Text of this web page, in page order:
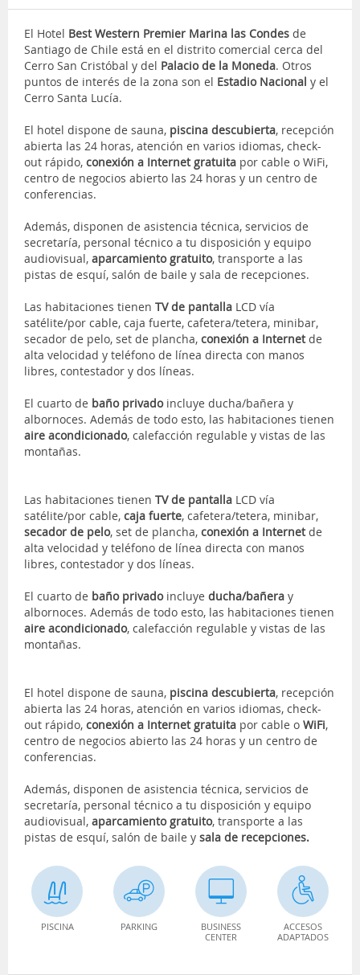
El Hotel Best Western Premier Marina las Condes de
Santiago de Chile está en el distrito comercial cerca del
Cerro San Cristóbal y del Palacio de la Moneda. Otros
puntos de interés de la zona son el Estadio Nacional y el
Cerro Santa Lucía.
El hotel dispone de sauna, piscina descubierta, recepción
abierta las 24 horas, atención en varios idiomas, check-
out rápido, conexión a Internet gratuita por cable o WiFi,
centro de negocios abierto las 24 horas y un centro de
conferencias.
Además, disponen de asistencia técnica, servicios de
secretaría, personal técnico a tu disposición y equipo
audiovisual, aparcamiento gratuito, transporte a las
pistas de esquí, salón de baile y sala de recepciones.
Las habitaciones tienen TV de pantalla LCD vía
satélite/por cable, caja fuerte, cafetera/tetera, minibar,
secador de pelo, set de plancha, conexión a Internetde
alta velocidad y teléfono de línea directa con manos
libres, contestador y dos líneas.
El cuarto de baño privado incluye ducha/bañera y
albornoces. Además de todo esto, las habitaciones tienen
aire acondicionado, calefacción regulable y vistas de las
montañas.
Las habitaciones tienen TV de pantalla LCD vía
satélite/por cable, caja fuerte, cafetera/tetera, minibar,
secador de pelo, set de plancha, conexión a Internetde
alta velocidad y teléfono de línea directa con manos
libres, contestador y dos líneas.
El cuarto de baño privado incluye ducha/bañera y
albornoces. Además de todo esto, las habitaciones tienen
aire acondicionado, calefacción regulable y vistas de las
montañas.
El hotel dispone de sauna, piscina descubierta, recepción
abierta las 24 horas, atención en varios idiomas, check-
out rápido, conexión a Internet gratuita por cable o WiFi,
centro de negocios abierto las 24 horas y un centro de
conferencias.
Además, disponen de asistencia técnica, servicios de
secretaría, personal técnico a tu disposición y equipo
audiovisual, aparcamiento gratuito, transporte a las
pistas de esquí, salón de baile y sala de recepciones.
PISCINA PARKING
BUSINESS
CENTER
ACCESOS
ADAPTADOS